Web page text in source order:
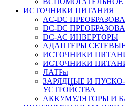
ИСТОЧНИКИ ПИТАНИЯ
AC-DC
DC-DC
DC-AC ИНВЕРТОРЫ
АДАПТЕРЫ СЕТЕВЫЕ
ИСТОЧНИКИ
ИСТОЧНИКИ
ЛАТРы
ЗАРЯДНЫЕ И
УСТРОЙСТВА
АККУМУЛЯТОРЫ И